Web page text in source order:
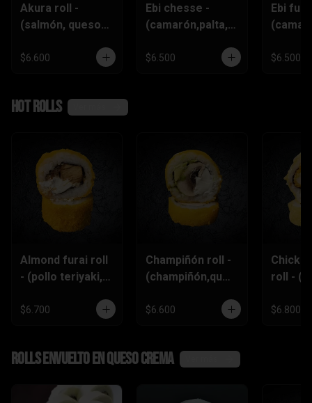
Akura roll -
(salmón, queso
,ciboulette)
$6.600
Ebi chesse -
(camarón,palta,q
$6.500
Ebi
$6.500
Hot rolls
Almond furai roll
- (pollo teriyaki,
crema,almendra
$6.700
Champiñón roll -
(champiñón,ques
$6.600
roll -
piñón)
$6.800
Rolls envuelto en queso crema